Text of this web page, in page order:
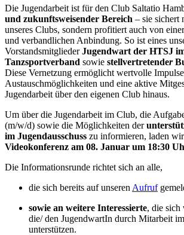
Die Jugendarbeit ist für den Club Saltatio
und zukunftsweisender Bereich – sie sichert
unseres Clubs, sondern profitiert auch von
und verbandlichen Anbindung. So ist eines
VorstandsmitgliederJugendwart der HTSJ
Tanzsportverband sowie stellvertretender
Diese Vernetzung ermöglicht wertvolle
Austauschmöglichkeiten und eine aktive
Jugendarbeit über den eigenen Club hinaus.
Um über die Jugendarbeit im Club, die
(m/w/d) sowie die Möglichkeiten der
im Jugendausschuss zu informieren, laden
Videokonferenz am 08. Januar um 18:30
Die Informationsrunde richtet sich an alle,
die sich bereits auf unseren Aufruf
sowie an weitere Interessierte, die sich
die/ den JugendwartIn durch Mitarbeit
unterstützen.